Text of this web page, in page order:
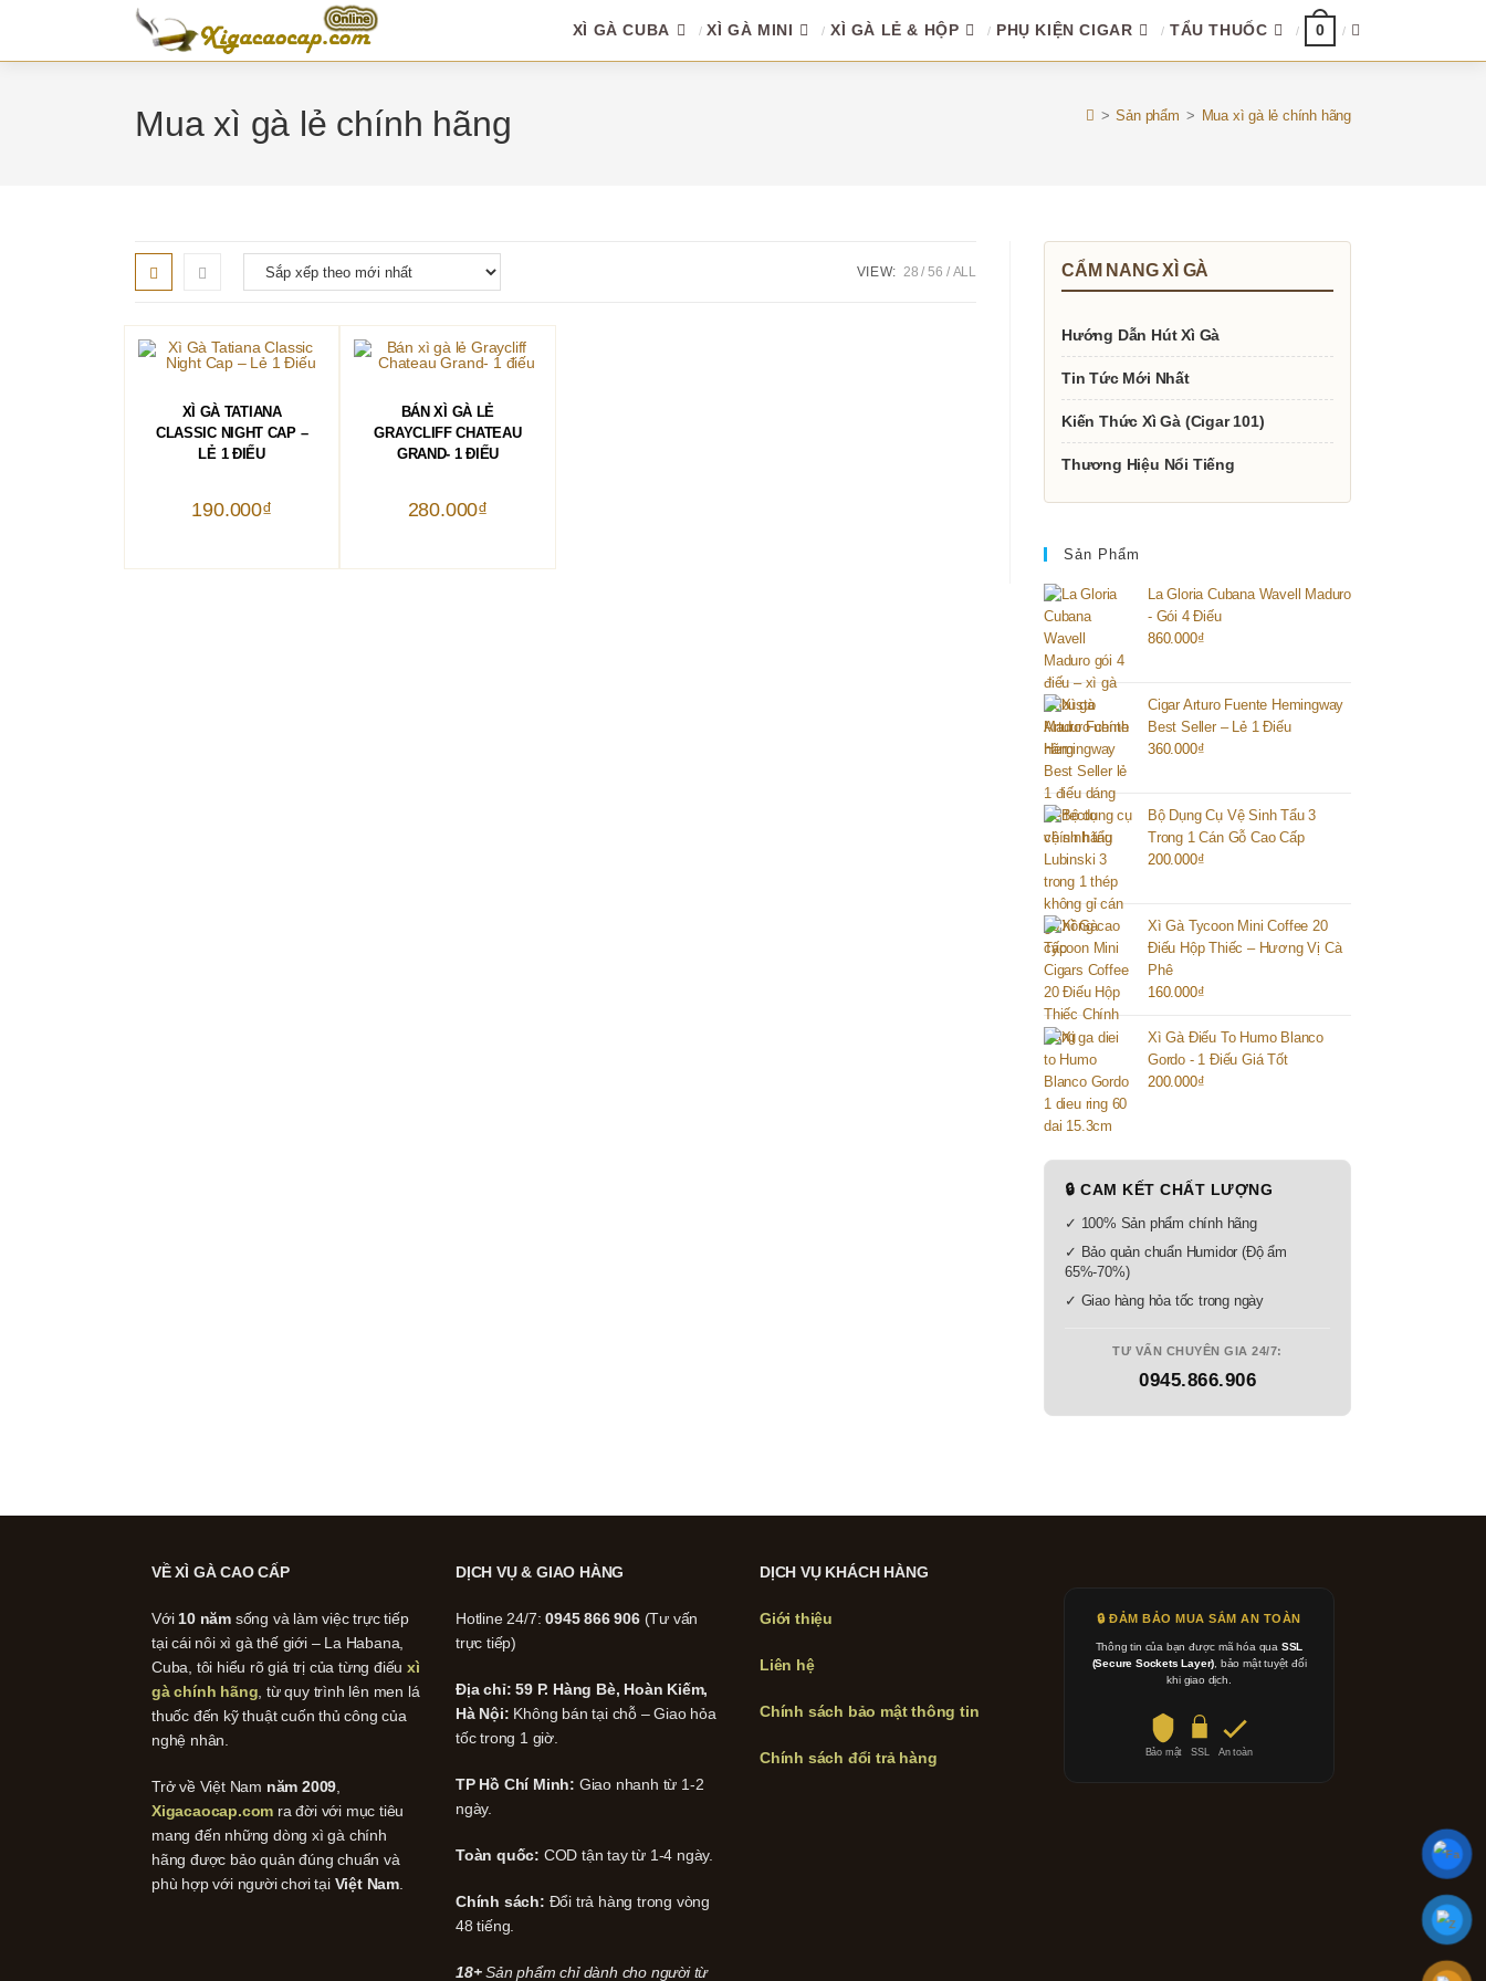
content
XÌ GÀ CUBA XÌ GÀ MINI XÌ GÀ LẺ & HỘP PHỤ KIỆN CIGAR TẨU THUỐC 0 TOGGLE
Mua xì gà lẻ chính hãng > Sản phẩm > Mua xì gà lẻ chính hãng
VIEW: 28 56 ALL
THÊM VÀO GIỎ HÀNG
XÌ GÀ TATIANA
CLASSIC NIGHT CAP –
LẺ 1 ĐIẾU
190.000₫
THÊM VÀO GIỎ HÀNG
BÁN XÌ GÀ LẺ
GRAYCLIFF CHATEAU
GRAND- 1 ĐIẾU
280.000₫
CẨM NANG XÌ GÀ
Hướng Dẫn Hút Xì Gà
Tin Tức Mới Nhất
Kiến Thức Xì Gà (Cigar 101)
Thương Hiệu Nổi Tiếng
Sản Phẩm
La Gloria Cubana Wavell Maduro
- Gói 4 Điếu
860.000₫
Cigar Arturo Fuente Hemingway
Best Seller – Lẻ 1 Điếu
360.000₫
Bộ Dụng Cụ Vệ Sinh Tẩu 3
Trong 1 Cán Gỗ Cao Cấp
200.000₫
Xì Gà Tycoon Mini Coffee 20
Điếu Hộp Thiếc – Hương Vị Cà
Phê
160.000₫
Xì Gà Điếu To Humo Blanco
Gordo - 1 Điếu Giá Tốt
200.000₫
🔒 CAM KẾT CHẤT LƯỢNG
✓ 100% Sản phẩm chính hãng
✓ Bảo quản chuẩn Humidor (Độ ẩm
65%-70%)
✓ Giao hàng hỏa tốc trong ngày
TƯ VẤN CHUYÊN GIA 24/7:
0945.866.906
VỀ XÌ GÀ CAO CẤP
Với 10 năm sống và làm việc trực tiếp
tại cái nôi xì gà thế giới – La Habana,
Cuba, tôi hiểu rõ giá trị của từng điếuxì
gà chính hãng , từ quy trình lên men lá
thuốc đến kỹ thuật cuốn thủ công của
nghệ nhân.
Trở về Việt Nam năm 2009
Xigacaocap.com ra đời với mục tiêu
mang đến những dòng xì gà chính
hãng được bảo quản đúng chuẩn và
phù hợp với người chơi tại Việt Nam
DỊCH VỤ & GIAO HÀNG
Hotline 24/7:0945 866 906(Tư vấn
trực tiếp)
Địa chỉ: 59 P. Hàng Bè, Hoàn Kiếm,
Hà Nội: Không bán tại chỗ – Giao hỏa
tốc trong 1 giờ.
TP Hồ Chí Minh: Giao nhanh từ 1-2
ngày.
Toàn quốc: COD tận tay từ 1-4 ngày.
Chính sách: Đổi trả hàng trong vòng
48 tiếng.
18+Sản phẩm chỉ dành cho người từ
DỊCH VỤ KHÁCH HÀNG
Giới thiệu
Liên hệ
Chính sách bảo mật thông tin
Chính sách đổi trả hàng
🔒 ĐẢM BẢO MUA SẮM AN TOÀN
Thông tin của bạn được mã hóa qua SSL
(Secure Sockets Layer) , bảo mật tuyệt đối
khi giao dịch.
Bảo mật SSL An toàn